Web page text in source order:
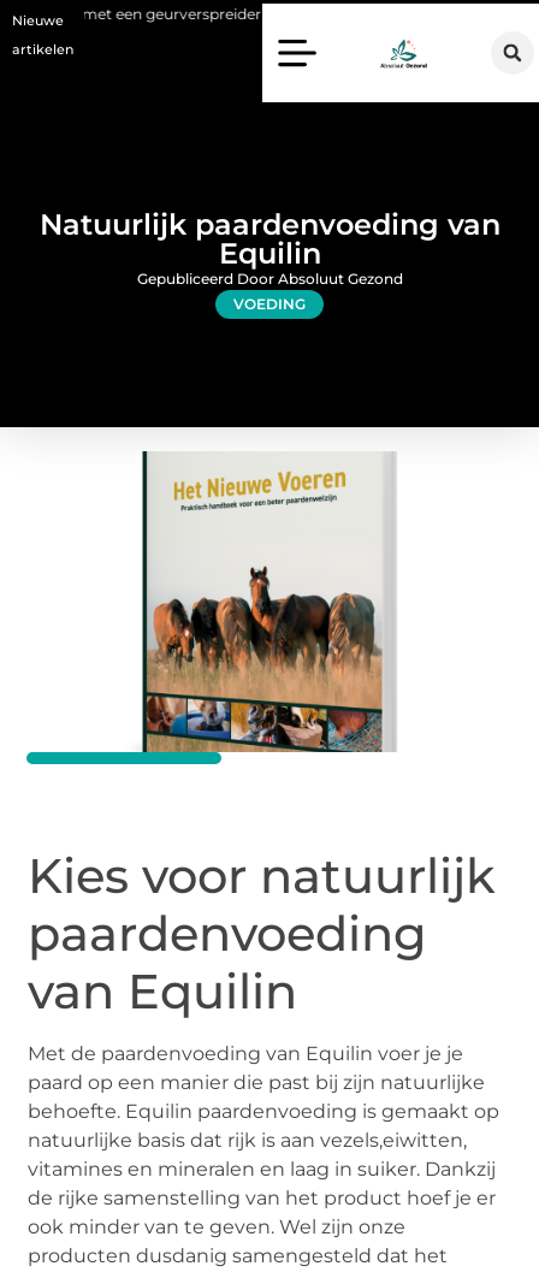
Nieuwe
artikelen
geurverspreider Haaruitval aanpakken: wat een
Natuurlijk paardenvoeding van
Equilin
VOEDING
Gepubliceerd Door Absoluut Gezond
Kies voor natuurlijk
paardenvoeding
van Equilin
Met de paardenvoeding van Equilin voer je je
paard op een manier die past bij zijn natuurlijke
behoefte. Equilin paardenvoeding is gemaakt op
natuurlijke basis dat rijk is aan vezels,eiwitten,
vitamines en mineralen en laag in suiker. Dankzij
de rijke samenstelling van het product hoef je er
ook minder van te geven. Wel zijn onze
producten dusdanig samengesteld dat het